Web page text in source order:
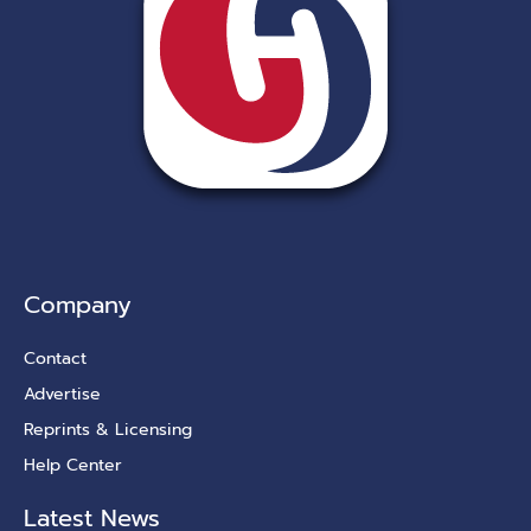
Company
Contact
Advertise
Reprints & Licensing
Help Center
Latest News